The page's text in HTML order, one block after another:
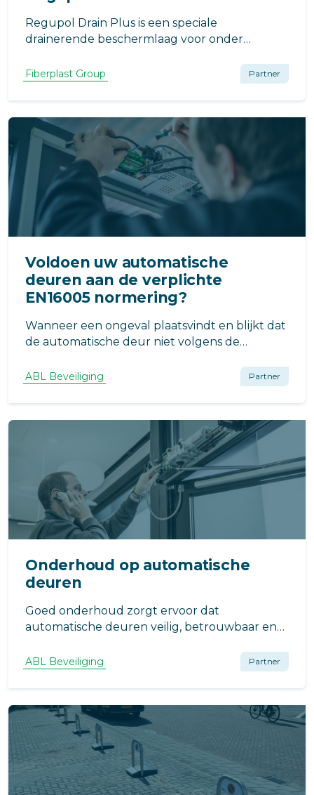
Regupol Drain Plus is een speciale
drainerende beschermlaag voor onder
vocht, vorst, slijtage en schade door scheppen.
Fiberplast Group Partner
Voldoen uw automatische
deuren aan de verplichte
EN16005 normering?
Wanneer een ongeval plaatsvindt en blijkt dat
de automatische deur niet volgens de
VvE aansprakelijk worden gesteld voor de
ontstane schade. Door tijdig te inspecteren en
te onderhouden voldoet uw VvE aan deze eis.
ABL Beveiliging Partner
Onderhoud op automatische
deuren
Goed onderhoud zorgt ervoor dat
automatische deuren veilig, betrouwbaar en
onderhoudsservice helpt problemen te
voorkomen en zorgt dat jouw installatie
optimaal blijft werken.
ABL Beveiliging Partner